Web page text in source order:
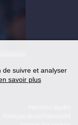
de suivre et analyser
savoir plus